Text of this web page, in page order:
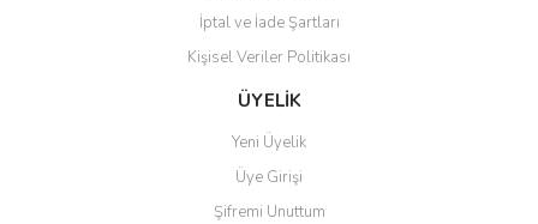
Gönder
İptal ve İade Şartları
Kişisel Veriler Politikası
ÜYELİK
Yeni Üyelik
Üye Girişi
Şifremi Unuttum